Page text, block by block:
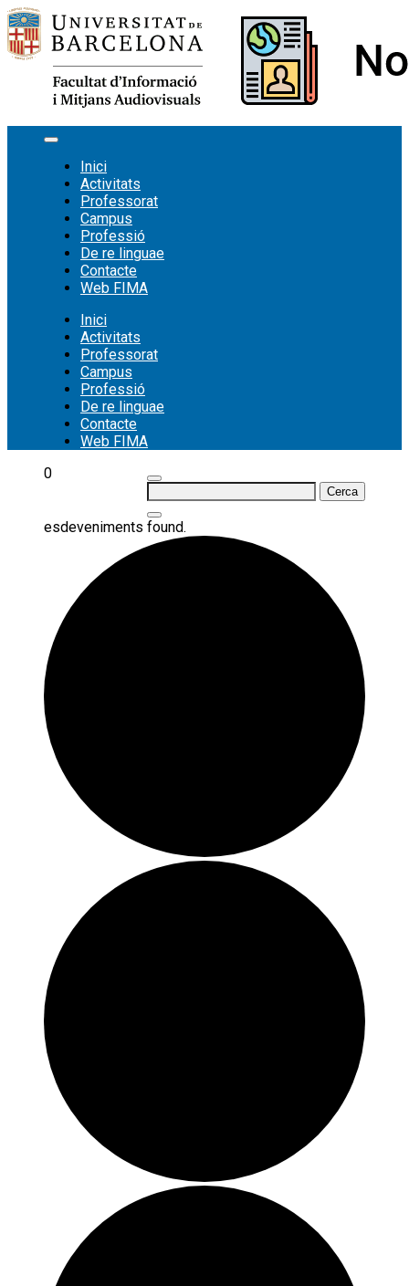
Vés
al
contingut
Inici
Activitats
Professorat
Campus
Professió
De re linguae
Contacte
Web FIMA
Inici
Activitats
Professorat
Campus
Professió
De re linguae
Contacte
Web FIMA
Cerca:
0
esdeveniments found.